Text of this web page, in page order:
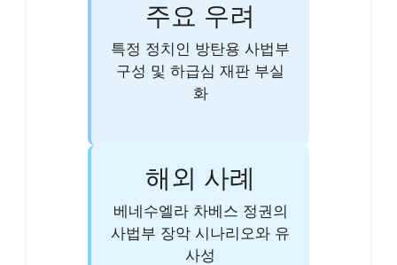
주요 우려
특정 정치인 방탄용 사법부
구성 및 하급심 재판 부실
화
해외 사례
베네수엘라 차베스 정권의
사법부 장악 시나리오와 유
사성